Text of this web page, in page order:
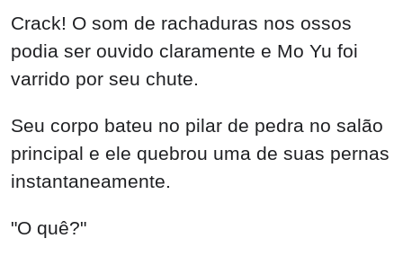
Crack! O som de rachaduras nos ossos
podia ser ouvido claramente e Mo Yu foi
varrido por seu chute.
Seu corpo bateu no pilar de pedra no salão
principal e ele quebrou uma de suas pernas
instantaneamente.
"O quê?"